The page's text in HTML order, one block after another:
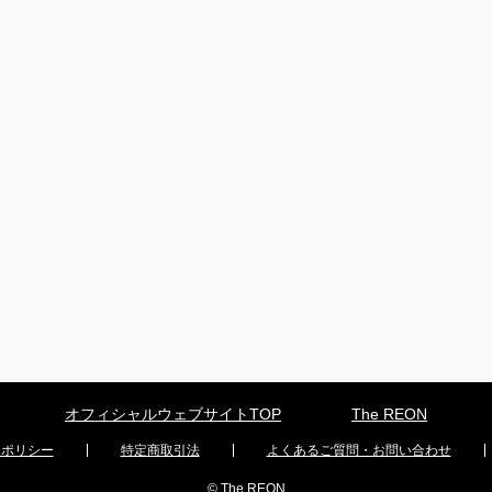
オフィシャルウェブサイトTOP The REON
リシー 特定商取引法 よくあるご質問・お問い合わせ
© The REON